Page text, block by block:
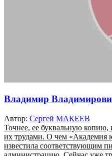
Владимир
Автор: Сергей МАКЕЕВ
Точнее, ее буквальную копию,
их трудами. О чем «Академия
известила соответствующим